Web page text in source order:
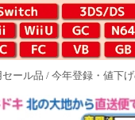
ール品 / 今年登録・値下